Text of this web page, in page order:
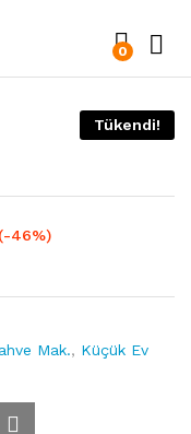
0
Tükendi!
(-46%)
Mak., Küçük Ev